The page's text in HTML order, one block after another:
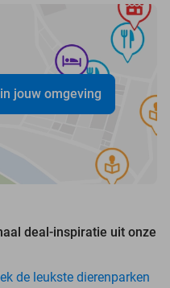
jouw omgeving
deal-inspiratie uit onze
de leukste dierenparken